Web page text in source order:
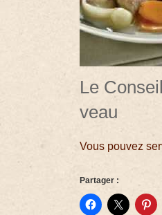
Le
veau
Vous pouvez
Partager :